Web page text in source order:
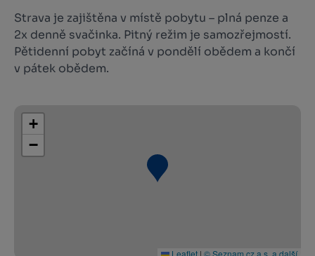
Strava je zajištěna v místě pobytu – plná penze a
2x denně svačinka. Pitný režim je samozřejmostí.
Pětidenní pobyt začíná v pondělí obědem a končí
v pátek obědem.
+
−
Leaflet | © Seznam.cz a.s. a další